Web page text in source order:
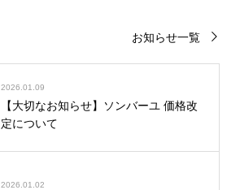
お知らせ一覧
2026.01.09
【大切なお知らせ】ソンバーユ 価格改
定について
2026.01.02